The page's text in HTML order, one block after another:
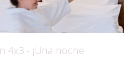
4x3 - ¡Una noche